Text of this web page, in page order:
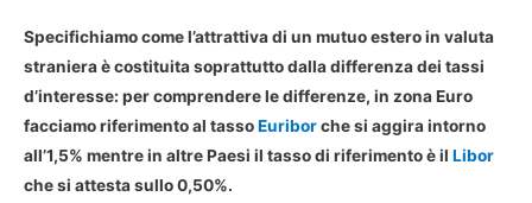
Specifichiamo come l’attrattiva di un mutuo estero in valuta
straniera è costituita soprattutto dalla differenza dei tassi
d’interesse: per comprendere le differenze, in zona Euro
facciamo riferimento al tassoEuriborche si aggira intorno
all’1,5% mentre in altre Paesi il tasso di riferimento è il Libor
che si attesta sullo 0,50%.